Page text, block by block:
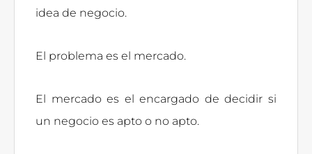
idea de negocio.
El problema es el mercado.
El mercado es el encargado de decidir si
un negocio es apto o no apto.